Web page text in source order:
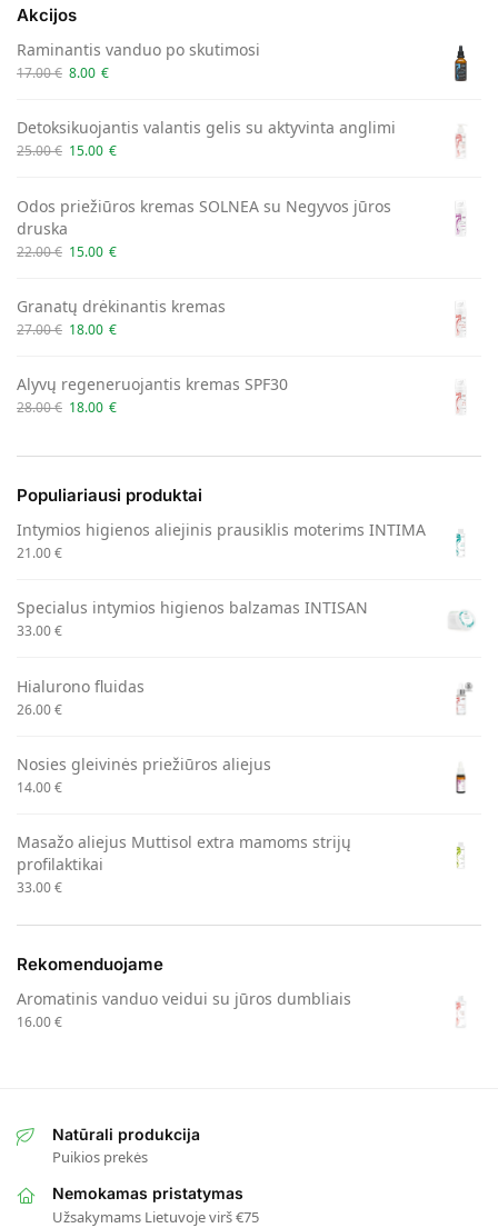
Akcijos
Raminantis vanduo po skutimosi
17.00€ 8.00 €
Detoksikuojantis valantis gelis su aktyvinta anglimi
25.00€ 15.00 €
Odos priežiūros kremas SOLNEA su Negyvos jūros
druska
22.00€ 15.00 €
Granatų drėkinantis kremas
27.00€ 18.00 €
Alyvų regeneruojantis kremas SPF30
28.00€ 18.00 €
Populiariausi produktai
Intymios higienos aliejinis prausiklis moterims INTIMA
21.00€
Specialus intymios higienos balzamas INTISAN
33.00€
Hialurono fluidas
26.00€
Nosies gleivinės priežiūros aliejus
14.00€
Masažo aliejus Muttisol extra mamoms strijų
profilaktikai
33.00€
Rekomenduojame
Aromatinis vanduo veidui su jūros dumbliais
16.00€
Natūrali produkcija
Puikios prekės
Nemokamas pristatymas
Užsakymams Lietuvoje virš €75